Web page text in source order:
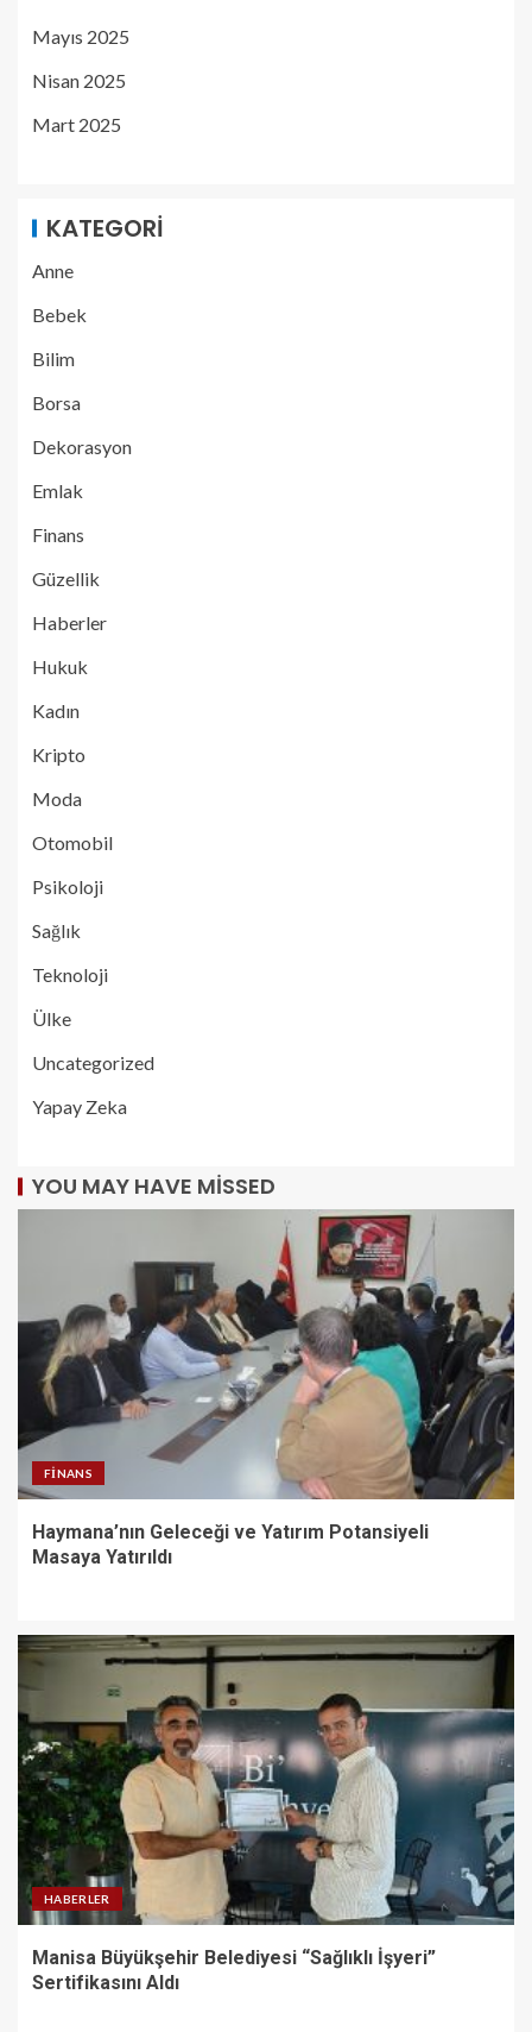
Mayıs 2025
Nisan 2025
Mart 2025
KATEGORI
Anne
Bebek
Bilim
Borsa
Dekorasyon
Emlak
Finans
Güzellik
Haberler
Hukuk
Kadın
Kripto
Moda
Otomobil
Psikoloji
Sağlık
Teknoloji
Ülke
Uncategorized
Yapay Zeka
YOU MAY HAVE MISSED
FINANS
Haymana’nın Geleceği ve Yatırım Potansiyeli
Masaya Yatırıldı
HABERLER
Manisa Büyükşehir Belediyesi “Sağlıklı İşyeri”
Sertifikasını Aldı